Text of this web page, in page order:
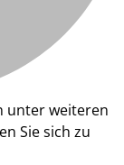
unter weiteren
Sie sich zu